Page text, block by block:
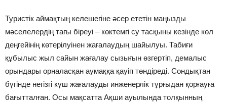
Туристік аймақтың келешегіне әсер ететін маңызды
мәселелердің тағы біреуі – көктемгі су тасқыны кезінде көл
деңгейінің көтерілуінен жағалаудың шайылуы. Табиғи
құбылыс жыл сайын жағалау сызығын өзгертіп, демалыс
орындары орналасқан аумаққа қауіп төндіреді. Сондықтан
бүгінде негізгі күш жағалауды инженерлік тұрғыдан қорғауға
бағытталған. Осы мақсатта Ақши ауылында толқынның